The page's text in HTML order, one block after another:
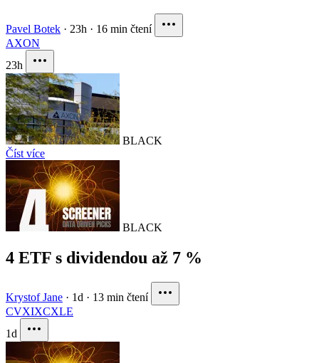
Pavel Botek · 23h · 16 min čtení
AXON
23h
BLACK
Číst více
BLACK
4 ETF s dividendou až 7 %
Krystof Jane · 1d · 13 min čtení
CVXIXCXLE
1d